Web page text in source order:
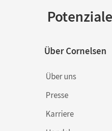
Über Cornelsen
Über uns
Presse
Karriere